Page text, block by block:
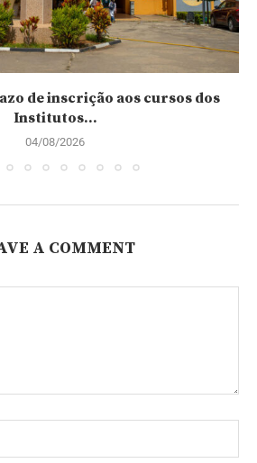
de inscrição aos cursos dos
Institutos...
04/08/2026
A COMMENT